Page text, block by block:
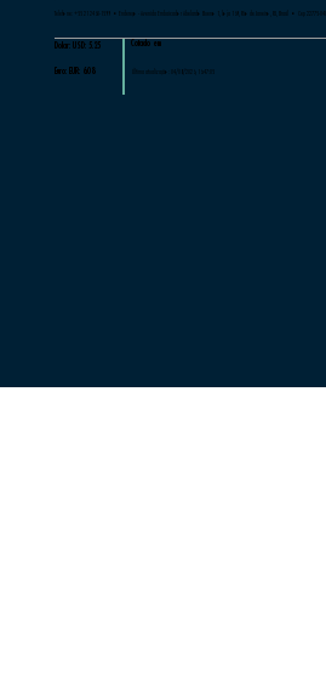
Euro: EUR: 6.08
Dolar: USD: 5.25
Última atualização: 04/08/2026, 16:47:05
Cotado em
Telefone: +55 21 2460-1599 •Endereço - Avenida Embaixador Abelardo Bueno 1, loja 169, Rio de Janeiro, RJ, Brasil • Cep 22775-040